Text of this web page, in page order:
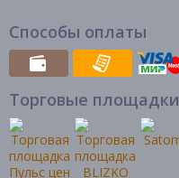
Способы оплаты
Торговые площадки